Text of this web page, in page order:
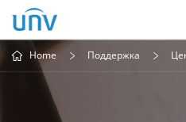
Home Поддержка